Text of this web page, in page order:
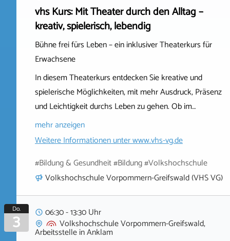
vhs Kurs: Mit Theater durch den Alltag –
kreativ, spielerisch, lebendig
Bühne frei fürs Leben – ein inklusiver Theaterkurs für
Erwachsene
In diesem Theaterkurs entdecken Sie kreative und
spielerische Möglichkeiten, mit mehr Ausdruck, Präsenz
und Leichtigkeit durchs Leben zu gehen. Ob im…
mehr anzeigen
Weitere Informationen unterwww.vhs-vg.de
#Bildung & Gesundheit #Bildung #Volkshochschule
Volkshochschule Vorpommern-Greifswald (VHS VG)
Do.
3
06:30 - 13:30 Uhr
Volkshochschule Vorpommern-Greifswald,
ArbeitsstelleinAnklam